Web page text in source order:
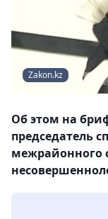
Zakon.kz
Об этом на
председатель
межрайонного